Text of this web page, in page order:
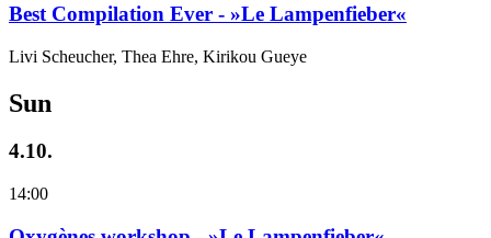
Best Compilation Ever - »Le Lampenfieber«
Livi Scheucher, Thea Ehre, Kirikou Gueye
Sun
4.10.
14:00